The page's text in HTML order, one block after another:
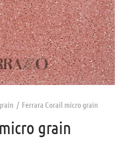
/ Ferrara Corail micro grain
grain